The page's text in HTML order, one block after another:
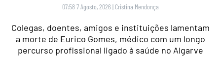
07:58 7 Agosto, 2026 | Cristina Mendonça
Colegas, doentes, amigos e instituições lamentam
a morte de Eurico Gomes, médico com um longo
percurso profissional ligado à saúde no Algarve